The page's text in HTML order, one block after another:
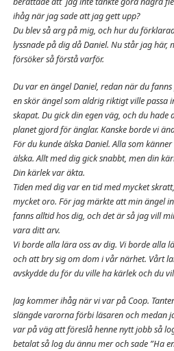
ihåg när jag sade att jag gett upp?
Du blev så arg på mig, och hur du
lyssnade på dig då Daniel. Nu står jag här,
försöker så förstå varför.
Du var en ängel Daniel, redan när du
en skör ängel som aldrig riktigt ville passa
skapat. Du gick din egen väg, och du hade
planet gjord för änglar. Kanske borde vi
För du kunde älska Daniel. Alla som
älska. Allt med dig gick snabbt, men din
Din kärlek var äkta.
Tiden med dig var en tid med mycket
mycket oro. För jag märkte att min ängel
fanns alltid hos dig, och det är så jag vill
vara ditt arv.
Vi borde alla lära oss av dig. Vi borde alla
och att bry sig om dom i vår närhet. Vårt
avskydde du för du ville ha kärlek och du
Jag kommer ihåg när vi var på Coop.
slängde varorna förbi läsaren och medan
var på väg att föreslå henne nytt jobb så
betalat så log du ännu mer och sade ”Ha